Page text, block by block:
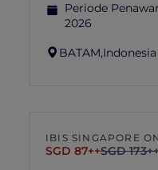
Periode
2026
BATAM,Indonesia
IBIS SINGAPORE
SGD 87++SGD